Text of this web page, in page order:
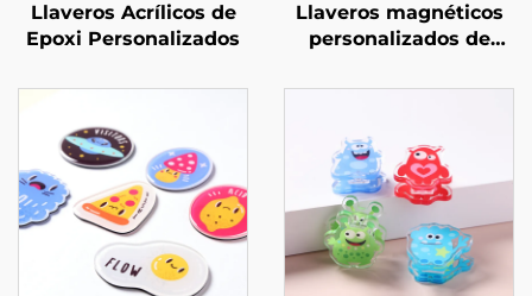
Llaveros Acrílicos de
Epoxi Personalizados
Llaveros magnéticos
personalizados de